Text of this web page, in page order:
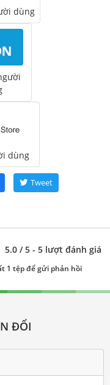
dùng
dùng
Tweet
5.0 / 5 - 5 lượt đánh giá
1 tệp để gửi phản hồi
ĐỔI